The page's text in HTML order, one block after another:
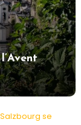
Salzbourg se